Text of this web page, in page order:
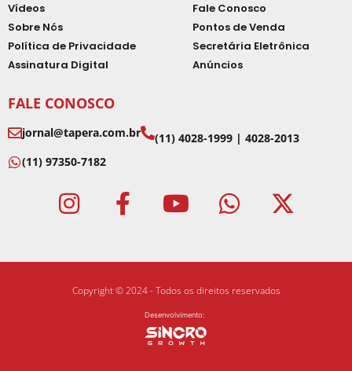
Vídeos
Sobre Nós
Política de Privacidade
Assinatura Digital
Fale Conosco
Pontos de Venda
Secretária Eletrônica
Anúncios
FALE CONOSCO
jornal@tapera.com.br
(11) 4028-1999 | 4028-2013
(11) 97350-7182
Copyright © 2024 - Todos os direitos reservados
Desenvolvimento: